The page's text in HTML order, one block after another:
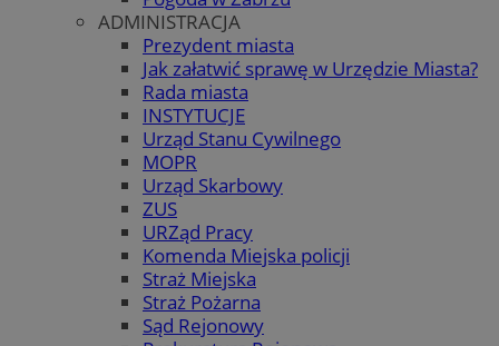
ADMINISTRACJA
Prezydent miasta
Jak załatwić sprawę w Urzędzie Miasta?
Rada miasta
INSTYTUCJE
Urząd Stanu Cywilnego
MOPR
Urząd Skarbowy
ZUS
URZąd Pracy
Komenda Miejska policji
Straż Miejska
Straż Pożarna
Sąd Rejonowy